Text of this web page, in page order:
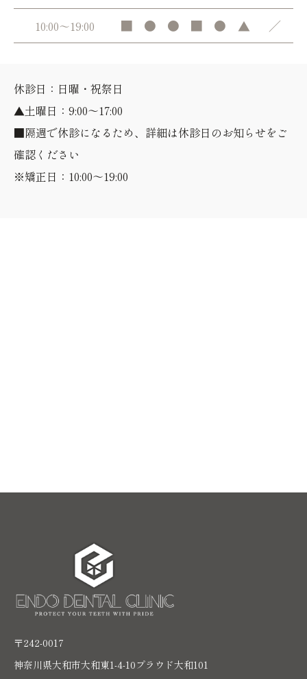
10:00～19:00 ■ ● ● ■ ● ▲ ／
休診日：日曜・祝祭日
▲土曜日：9:00～17:00
■隔週で休診になるため、詳細は休診日のお知らせをご
確認ください
※矯正日：10:00～19:00
〒242-0017
神奈川県大和市大和東1-4-10プラウド大和101